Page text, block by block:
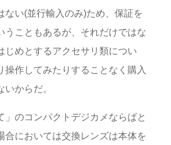
ない(並行輸入のみ)ため、保証を
うこともあるが、それだけではな
じめとするアクセサリ類につい
操作してみたりすることなく購入
からだ。
」のコンパクトデジカメならばと
合においては交換レンズは本体を